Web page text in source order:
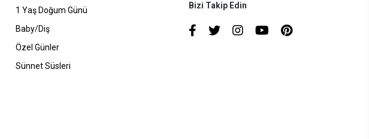
1 Yaş Doğum Günü
Baby/Diş
Özel Günler
Sünnet Süsleri
Bizi Takip Edin